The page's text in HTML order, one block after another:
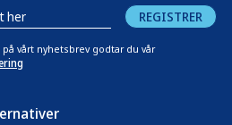
REGISTRER
vårt nyhetsbrev godtar du vår